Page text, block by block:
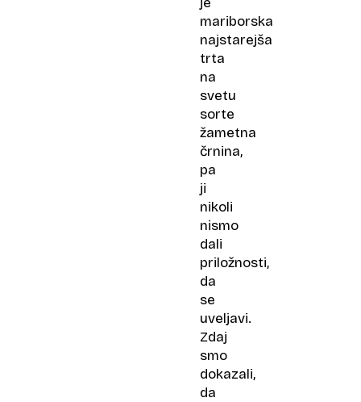
mariborska
najstarejša
trta
na
svetu
sorte
žametna
črnina,
pa
ji
nikoli
nismo
dali
priložnosti,
da
se
uveljavi.
Zdaj
smo
dokazali,
da